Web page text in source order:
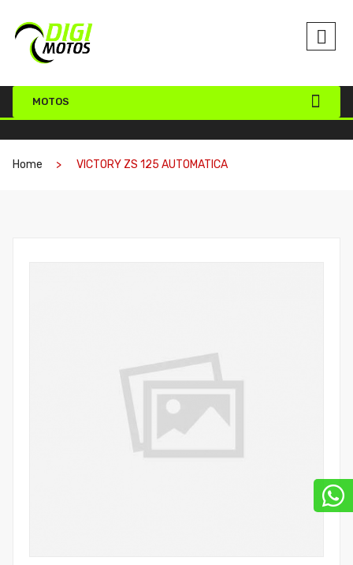
MOTOS
Home VICTORY ZS 125 AUTOMATICA